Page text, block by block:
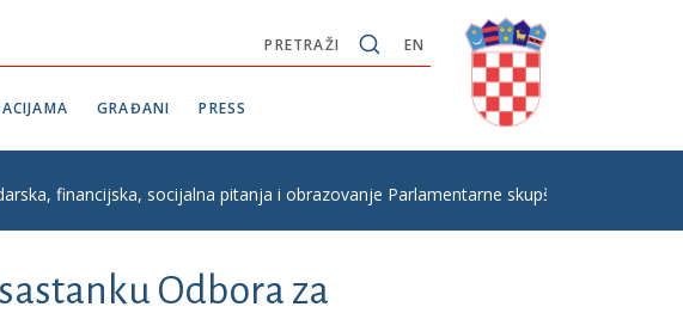
EN
PRETRAŽI
GRAĐANI PRESS
financijska, socijalna pitanja i obrazovanje Parlamentarne skupštine Unije za
Odbora za